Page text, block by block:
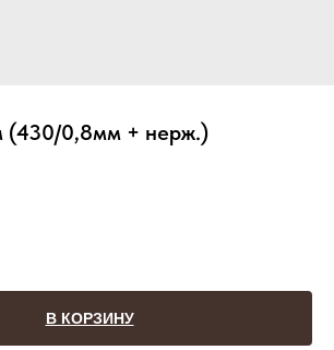
(430/0,8мм + нерж.)
В КОРЗИНУ